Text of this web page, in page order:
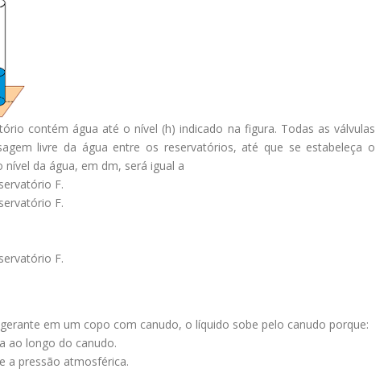
contém água até o nível (h) indicado na figura. Todas as válvulas
livre da água entre os reservatórios, até que se estabeleça o
da água, em dm, será igual a
F.
F.
F.
em um copo com canudo, o líquido sobe pelo canudo porque:
ao longo do canudo.
a pressão atmosférica.